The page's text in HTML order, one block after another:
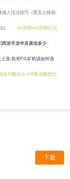
撞人玩法技巧（第五人格前
） trc20和erc20有什么
西游手游华灵露值多少
上涨,投资FIL矿机该如何选
造与魔法小小宇航员服饰怎
下载